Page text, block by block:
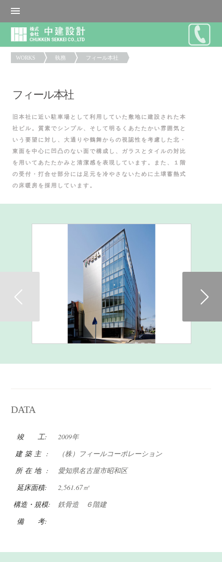
WORKS 執務 フィール本社
フィール本社
旧本社に近い駐車場として利用していた敷地に建設された本
社ビル。質素でシンプル、そして明るくあたたかい雰囲気と
いう要望に対し、大通りや鶴舞からの視認性を考慮した北・
東面を中心に凹凸のない面で構成し、ガラスとタイルの対比
を用いてあたたかみと清潔感を表現しています。また、１階
の受付・打合せ部分には足元を冷やさないために土壌蓄熱式
の床暖房を採用しています。
DATA
竣 工:
2009年
建 築 主 :
（株）フィールコーポレーション
所 在 地 :
愛知県名古屋市昭和区
延床面積:
2,561.67㎡
構造・規模:
鉄骨造 ６階建
備 考: